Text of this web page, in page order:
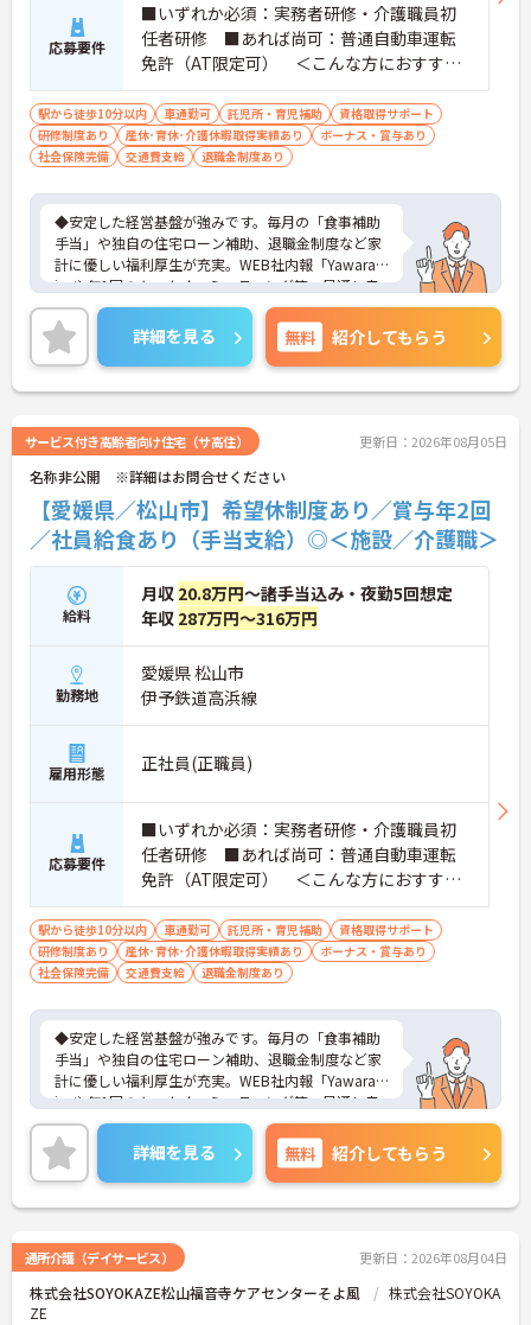
応募要件
■いずれか必須：実務者研修・介護職員初
任者研修 ■あれば尚可：普通自動車運転
免許（AT限定可） ＜こんな方におすすめ
＞ワークライフバランスを大切にしたいと
お考えの方、入居者様それぞれに合わせ
た、温かいケアを提供したい方、これまで
の介護分野でのご経験を有効に活用したい
方
駅から徒歩10分以内 車通勤可 託児所・育児補助
資格取得サポート
研修制度あり
産休･育休･介護休暇取得実績あり
ボーナス・賞与あり
社会保険完備
交通費支給 退職金制度あり
◆安定した経営基盤が強みです。毎月の「食事補助
手当」や独自の住宅ローン補助、退職金制度など家
計に優しい福利厚生が充実。WEB社内報「Yawarag
i」や年1回のキックオフミーティング等、風通し良
く温かいコミュニケーションを育む環境が整ってい
ます。
◆若手～中高年まで幅広い年代が活躍中！短時間正
社員制度などライフスタイルに合わせた柔軟な働き
方が可能です。産休・育休の取得を推進しており、
付金＋（プラス）」をご用意。子育て世代のキャリ
アを強力に支援します。
◆働きながら成長！資格取得を最大10万円補助 多職
種連携で専門知識が磨けるチームケア実践 頑張りや
スキルが給与・役職にしっかり反映。 明確なキャリ
アパス制度が整っている環境で、 目標を持って長く
活躍できます！
詳細を見る 無料 紹介してもらう
サービス付き高齢者向け住宅（サ高住） 更新日：2026年08月05日
名称非公開 ※詳細はお問合せください
【愛媛県／松山市】希望休制度あり／賞与年2回
／社員給食あり（手当支給）◎＜施設／介護職＞
給料
月収 20.8万円～諸手当込み・夜勤5回想定
年収 287万円～316万円
勤務地
愛媛県 松山市
伊予鉄道高浜線
雇用形態 正社員(正職員)
応募要件
■いずれか必須：実務者研修・介護職員初
任者研修 ■あれば尚可：普通自動車運転
免許（AT限定可） ＜こんな方におすすめ
＞ワークライフバランスを大切にしたいと
お考えの方、入居者様それぞれに合わせ
た、温かいケアを提供したい方、これまで
の介護分野でのご経験を有効に活用したい
方
駅から徒歩10分以内 車通勤可 託児所・育児補助
資格取得サポート
研修制度あり
産休･育休･介護休暇取得実績あり
ボーナス・賞与あり
社会保険完備
交通費支給 退職金制度あり
◆安定した経営基盤が強みです。毎月の「食事補助
手当」や独自の住宅ローン補助、退職金制度など家
計に優しい福利厚生が充実。WEB社内報「Yawarag
i」や年1回のキックオフミーティング等、風通し良
く温かいコミュニケーションを育む環境が整ってい
ます。
◆若手～中高年まで幅広い年代が活躍中！短時間正
社員制度などライフスタイルに合わせた柔軟な働き
方が可能です。産休・育休の取得を推進しており、
付金＋（プラス）」をご用意。子育て世代のキャリ
アを強力に支援します。
◆働きながら成長！資格取得を最大10万円補助 多職
詳細を見る 無料 紹介してもらう
通所介護（デイサービス） 更新日：2026年08月04日
株式会社SOYOKAZE松山福音寺ケアセンターそよ風
株式会社SOYOKA
ZE